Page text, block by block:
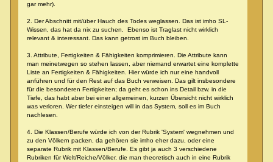
gar mehr).
2. Der Abschnitt mit/über Hauch des Todes weglassen. Das ist imho SL-
Wissen, das hat da nix zu suchen. Ebenso ist Traglast nicht wirklich
relevant & interessant. Das kann getrost im Buch bleiben.
3. Attribute, Fertigkeiten & Fähigkeiten komprimieren. Die Attribute kann
man meinetwegen so stehen lassen, aber niemand erwartet eine komplette
Liste an Fertigkeiten & Fähigkeiten. Hier würde ich nur eine handvoll
anführen und für den Rest auf das Buch verweisen. Das gilt insbesondere
für die besonderen Fertigkeiten; da geht es schon ins Detail bzw. in die
Tiefe, das habt aber bei einer allgemeinen, kurzen Übersicht nicht wirklich
was verloren. Wer tiefer einsteigen will in das System, soll es im Buch
nachlesen.
4. Die Klassen/Berufe würde ich von der Rubrik 'System' wegnehmen und
zu den Völkern packen, da gehören sie imho eher dazu, oder eine
separate Rubrik mit Klassen/Berufe. Es gibt ja auch 3 verschiedene
Rubriken für Welt/Reiche/Völker, die man theoretisch auch in eine Rubrik